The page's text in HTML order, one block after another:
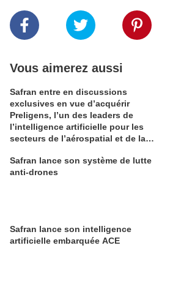
Vous aimerez aussi
Safran entre en discussions
exclusives en vue d’acquérir
Preligens, l’un des leaders de
l’intelligence artificielle pour les
secteurs de l’aérospatial et de la
Safran lance son système de lutte
anti-drones
Safran lance son intelligence
artificielle embarquée ACE